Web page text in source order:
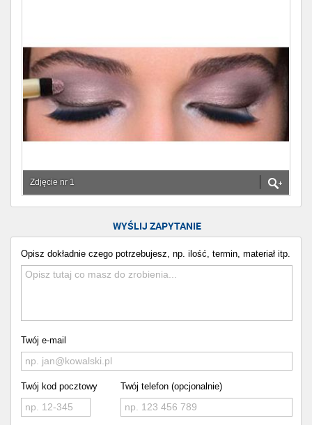
Zdjęcie nr 1
WYŚLIJ ZAPYTANIE
Opisz dokładnie czego potrzebujesz, np. ilość, termin, materiał itp.
Twój e-mail
Twój kod pocztowy Twój telefon (opcjonalnie)